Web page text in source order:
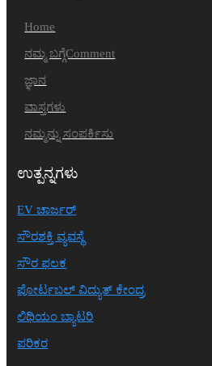
Home
ನಮ್ಮ ಬಗ್ಗೆComment
ಜ್ಞಾನ
ವಾಸ್ತಗಳು
ನಮ್ಮನ್ನು ಸಂಪರ್ಕಿಸು
ಉತ್ಪನ್ನಗಳು
EV ಚಾರ್ಜರ್
ಸೌರಶಕ್ತಿ ವ್ಯವಸ್ಥೆ
ಸೌರ ಫಲಕ
ಪೋರ್ಟಬಲ್ ವಿದ್ಯುತ್ ಕೇಂದ್ರ
ಲಿಥಿಯಂ ಬ್ಯಾಟರಿ
ಪರಿಕರ